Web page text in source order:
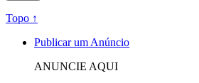
Topo ↑
Publicar um Anúncio
ANUNCIE AQUI